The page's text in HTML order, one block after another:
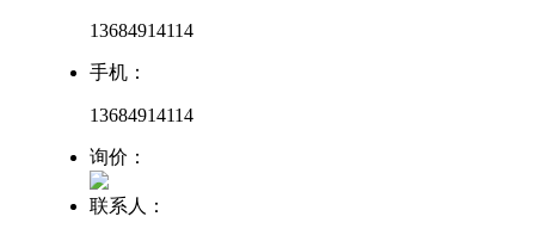
13684914114
手机：
13684914114
询价：
联系人：